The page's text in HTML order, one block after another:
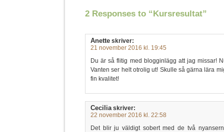
2 Responses to “Kursresultat”
Anette skriver:
21 november 2016 kl. 19:45
Du är så flitig med blogginlägg att jag missar!
Vanten ser helt otrolig ut! Skulle så gärna lära
fin kvalitet!
Cecilia skriver:
22 november 2016 kl. 22:58
Det blir ju väldigt sobert med de två